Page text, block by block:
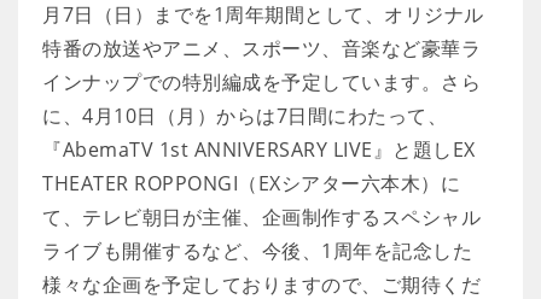
月7日（日）までを1周年期間として、オリジナル
特番の放送やアニメ、スポーツ、音楽など豪華ラ
インナップでの特別編成を予定しています。さら
に、4月10日（月）からは7日間にわたって、
『AbemaTV 1st ANNIVERSARY LIVE』と題しEX
THEATER ROPPONGI（EXシアター六本木）に
て、テレビ朝日が主催、企画制作するスペシャル
ライブも開催するなど、今後、1周年を記念した
様々な企画を予定しておりますので、ご期待くだ